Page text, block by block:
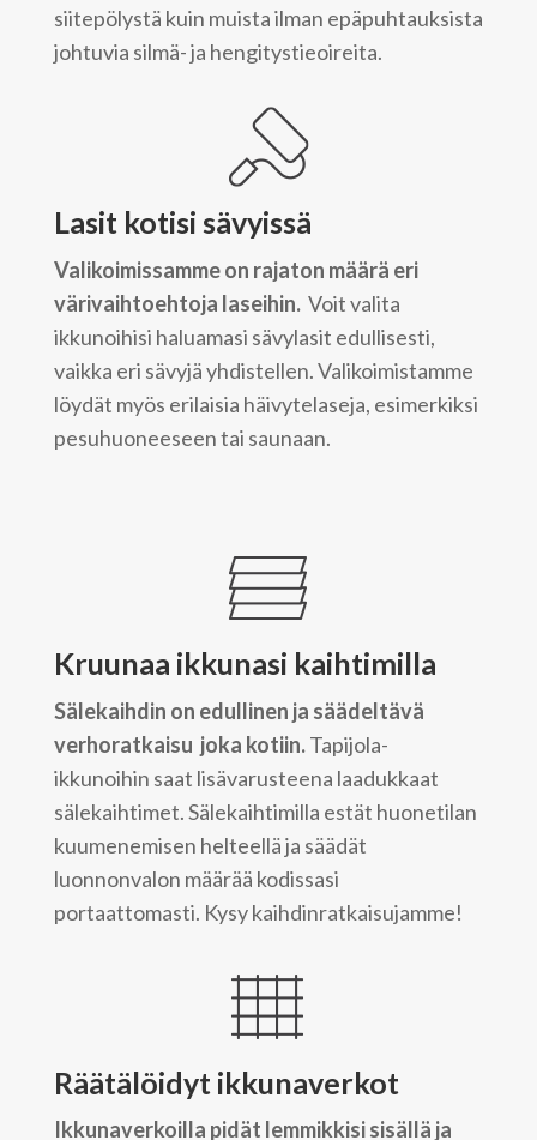
siitepölystä kuin muista ilman epäpuhtauksista
johtuvia silmä- ja hengitystieoireita.
Lasit kotisi sävyissä
Valikoimissamme on rajaton määrä eri
värivaihtoehtoja laseihin. Voit valita
ikkunoihisi haluamasi sävylasit edullisesti,
vaikka eri sävyjä yhdistellen. Valikoimistamme
löydät myös erilaisia häivytelaseja, esimerkiksi
pesuhuoneeseen tai saunaan.
Kruunaa ikkunasi kaihtimilla
Sälekaihdin on edullinen ja säädeltävä
verhoratkaisu joka kotiin.Tapijola-
ikkunoihin saat lisävarusteena laadukkaat
sälekaihtimet. Sälekaihtimilla estät huonetilan
kuumenemisen helteellä ja säädät
luonnonvalon määrää kodissasi
portaattomasti. Kysy kaihdinratkaisujamme!
Räätälöidyt ikkunaverkot
Ikkunaverkoilla pidät lemmikkisi sisällä ja